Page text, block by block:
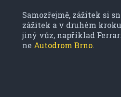
Samozřejmě, zážitek si
zážitek a v druhém
jiný vůz, například
ne Autodrom Brno.